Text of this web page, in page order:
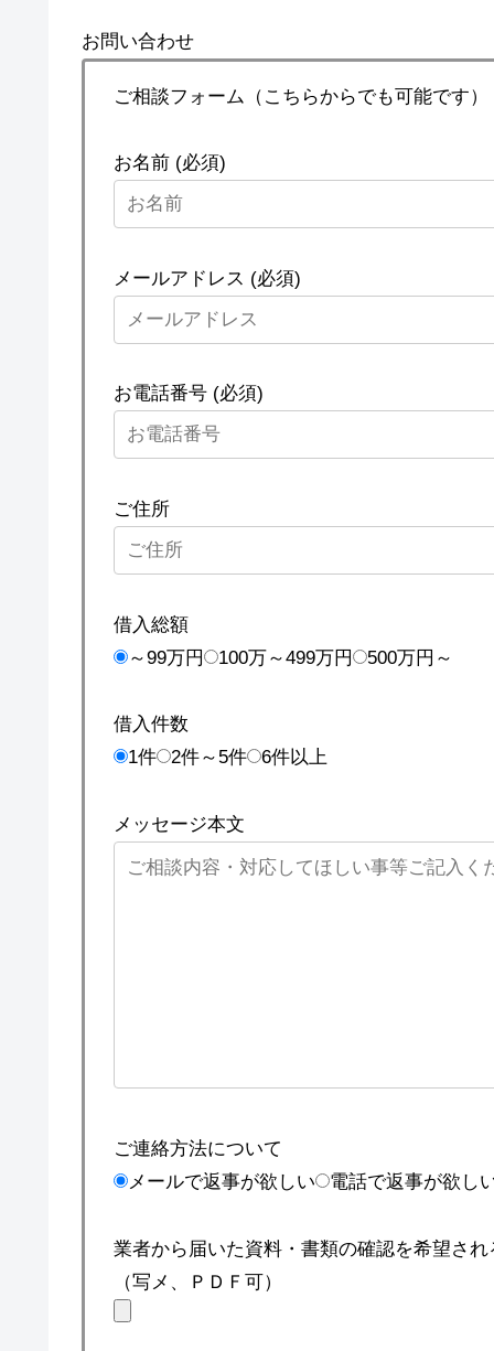
お問い合わせ
ご相談フォーム（こちらからでも可能です）
お名前 (必須)
メールアドレス (必須)
お電話番号 (必須)
ご住所
借入総額
～99万円
100万～499万円 500万円～
借入件数
1件
2件～5件 6件以上
メッセージ本文
ご連絡方法について
メールで返事が欲しい
電話で返事が欲し
業者から届いた資料・書類の確認を希望さ
（写メ、ＰＤＦ可）